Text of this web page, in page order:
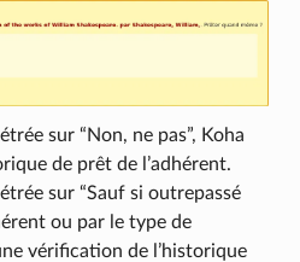
sur “Non, ne pas”, Koha
de prêt de l’adhérent.
sur “Sauf si outrepassé
ou par le type de
vérification de l’historique